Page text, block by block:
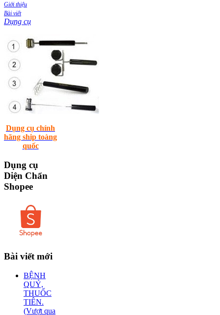
Giới thiệu
Bài viết
Dụng cụ
Dụng cụ chính
hãng ship toàng
quốc
Dụng cụ
Diện Chẩn
Shopee
Bài viết mới
BỆNH
QUỶ,
THUỐC
TIÊN.
(Vượt qua